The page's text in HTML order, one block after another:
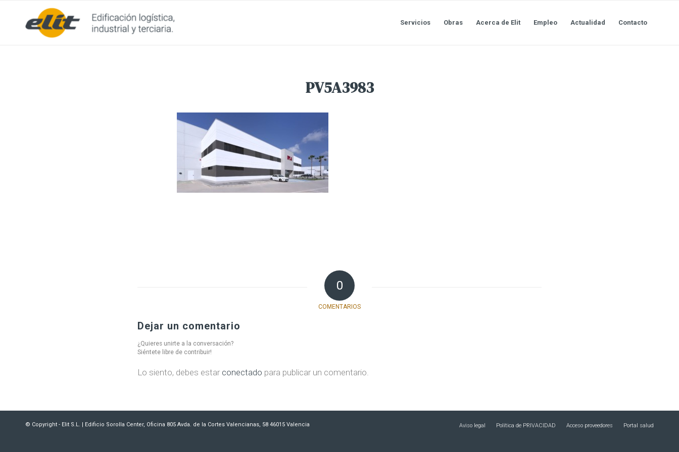
Servicios Obras Acerca de Elit Empleo Actualidad Contacto
PV5A3983
0
COMENTARIOS
Dejar un comentario
¿Quieres unirte a la conversación?
Siéntete libre de contribuir!
Lo siento, debes estar conectado para publicar un comentario.
© Copyright - Elit S.L. | Edificio Sorolla Center, Oficina 805 Avda. de la Cortes Valencianas, 58 46015 Valencia Aviso legal Política de PRIVACIDAD Acceso proveedores Portal salud